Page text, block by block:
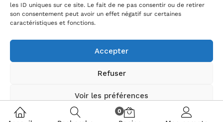
les ID uniques sur ce site. Le fait de ne pas consentir ou de retirer
son consentement peut avoir un effet négatif sur certaines
caractéristiques et fonctions.
Accepter
Refuser
Voir les préférences
Politique de cookies Politique de confidentialité
0